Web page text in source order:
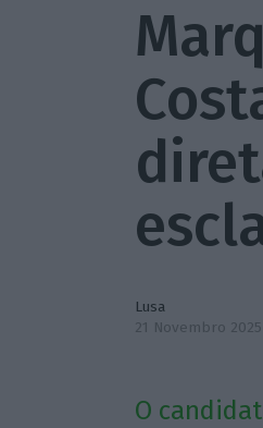
Lusa
21 Novembro 2025
O